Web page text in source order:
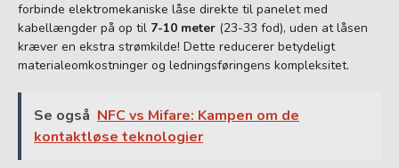
forbinde elektromekaniske låse direkte til panelet med
kabellængder på op til 7-10 meter (23-33 fod), uden at låsen
kræver en ekstra strømkilde! Dette reducerer betydeligt
materialeomkostninger og ledningsføringens kompleksitet.
Se også NFC vs Mifare: Kampen om de
kontaktløse teknologier